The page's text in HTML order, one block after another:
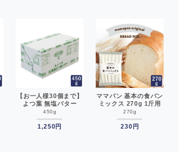
【お一人様30個まで】
よつ葉 無塩バター
450g 賞味期限2026年
11月5日またはそれ以
降 バター よつば 北海
450g
1,250円
ママパン 基本の食パン
ミックス 270g 1斤用
食パンミックス
mamapan__
270g
230円